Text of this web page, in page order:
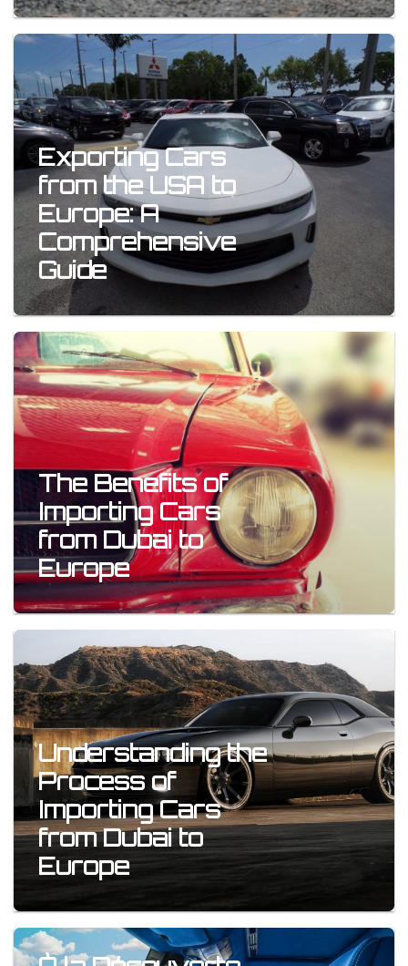
Exporting Cars
from the USA to
Europe: A
Comprehensive
Guide
The Benefits of
Importing Cars
from Dubai to
Europe
Understanding the
Process of
Importing Cars
from Dubai to
Europe